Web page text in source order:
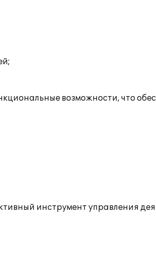
возможности, что
инструмент управления